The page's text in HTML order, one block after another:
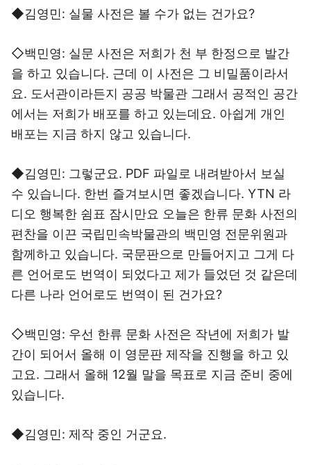
◆김영민: 실물 사전은 볼 수가 없는 건가요?
◇백민영: 실문 사전은 저희가 천 부 한정으로 발간
을 하고 있습니다. 근데 이 사전은 그 비밀품이라서
요. 도서관이라든지 공공 박물관 그래서 공적인 공간
에서는 저희가 배포를 하고 있는데요. 아쉽게 개인
배포는 지금 하지 않고 있습니다.
◆김영민: 그렇군요. PDF 파일로 내려받아서 보실
수 있습니다. 한번 즐겨보시면 좋겠습니다. YTN 라
디오 행복한 쉼표 잠시만요 오늘은 한류 문화 사전의
편찬을 이끈 국립민속박물관의 백민영 전문위원과
함께하고 있습니다. 국문판으로 만들어지고 그게 다
른 언어로도 번역이 되었다고 제가 들었던 것 같은데
다른 나라 언어로도 번역이 된 건가요?
◇백민영: 우선 한류 문화 사전은 작년에 저희가 발
간이 되어서 올해 이 영문판 제작을 진행을 하고 있
고요. 그래서 올해 12월 말을 목표로 지금 준비 중에
있습니다.
◆김영민: 제작 중인 거군요.